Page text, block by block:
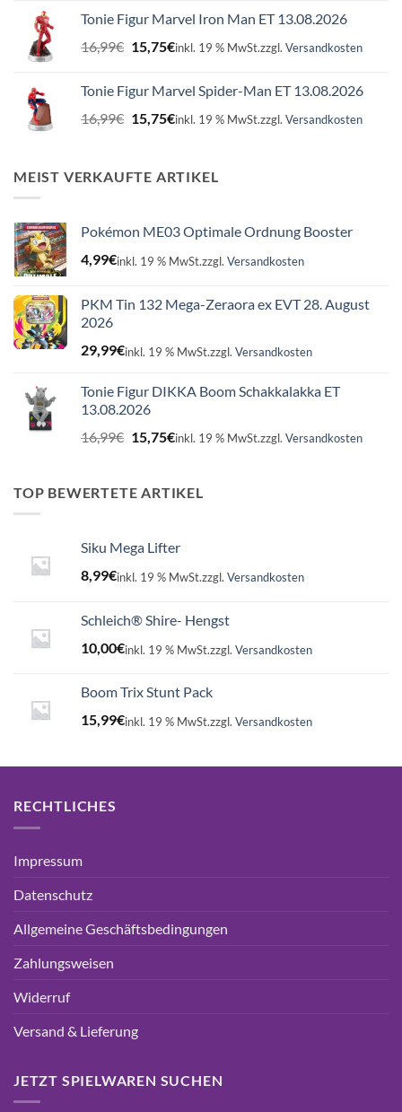
16,99€15,75€.
Tonie Figur Marvel Iron Man ET 13.08.2026
16,99€ Ursprünglicher
Preis
16,99€
15,75€Aktueller
15,75€.
inkl. 19 % MwSt.zzgl. Versandkosten
Tonie Figur Marvel Spider-Man ET 13.08.2026
16,99€ Ursprünglicher
Preis
16,99€
15,75€Aktueller
15,75€.
inkl. 19 % MwSt.zzgl. Versandkosten
MEIST VERKAUFTE ARTIKEL
Pokémon ME03 Optimale Ordnung Booster
4,99€inkl. 19 % MwSt.zzgl. Versandkosten
PKM Tin 132 Mega-Zeraora ex EVT 28. August
2026
29,99€inkl. 19 % MwSt.zzgl. Versandkosten
Tonie Figur DIKKA Boom Schakkalakka ET
13.08.2026
16,99€ Ursprünglicher
Preis
16,99€
15,75€Aktueller
15,75€.
inkl. 19 % MwSt.zzgl. Versandkosten
TOP BEWERTETE ARTIKEL
Siku Mega Lifter
8,99€inkl. 19 % MwSt.zzgl. Versandkosten
Schleich® Shire- Hengst
10,00€inkl. 19 % MwSt.zzgl. Versandkosten
Boom Trix Stunt Pack
15,99€inkl. 19 % MwSt.zzgl. Versandkosten
RECHTLICHES
Impressum
Datenschutz
Allgemeine Geschäftsbedingungen
Zahlungsweisen
Widerruf
Versand & Lieferung
JETZT SPIELWAREN SUCHEN